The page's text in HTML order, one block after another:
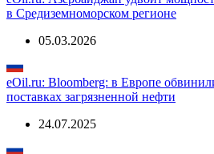
в Средиземноморском регионе
05.03.2026
eOil.ru: Bloomberg: в Европе
поставках загрязненной нефти
24.07.2025